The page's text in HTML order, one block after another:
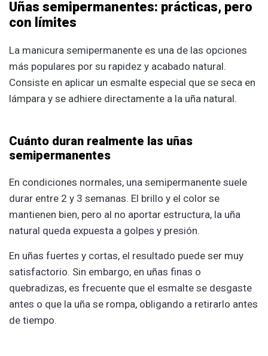
Uñas semipermanentes: prácticas, pero
con límites
La manicura semipermanente es una de las opciones
más populares por su rapidez y acabado natural.
Consiste en aplicar un esmalte especial que se seca en
lámpara y se adhiere directamente a la uña natural.
Cuánto duran realmente las uñas
semipermanentes
En condiciones normales, una semipermanente suele
durar entre 2 y 3 semanas. El brillo y el color se
mantienen bien, pero al no aportar estructura, la uña
natural queda expuesta a golpes y presión.
En uñas fuertes y cortas, el resultado puede ser muy
satisfactorio. Sin embargo, en uñas finas o
quebradizas, es frecuente que el esmalte se desgaste
antes o que la uña se rompa, obligando a retirarlo antes
de tiempo.